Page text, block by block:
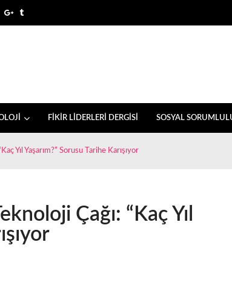
FİKİR LİDERLERİ DERGİSİ SOSYAL
Yıl Yaşarım?” Sorusu Tarihe Karışıyor
Çağı: “Kaç Yıl